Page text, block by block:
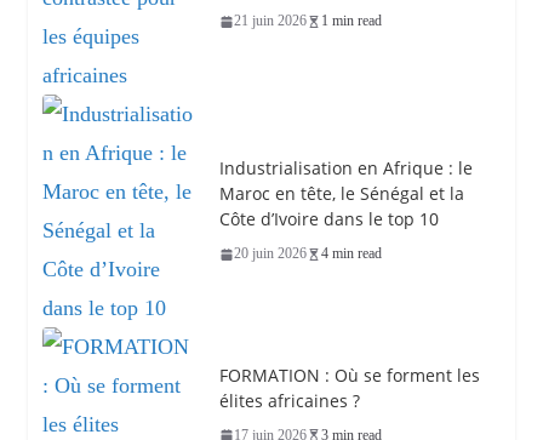
21 juin 2026 1 min read
Industrialisation en Afrique : le
Maroc en tête, le Sénégal et la
Côte d’Ivoire dans le top 10
20 juin 2026 4 min read
FORMATION : Où se forment les
élites africaines ?
17 juin 2026 3 min read